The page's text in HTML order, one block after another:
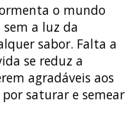
o mundo
a luz da
sabor. Falta a
se reduz a
agradáveis aos
saturar e semear